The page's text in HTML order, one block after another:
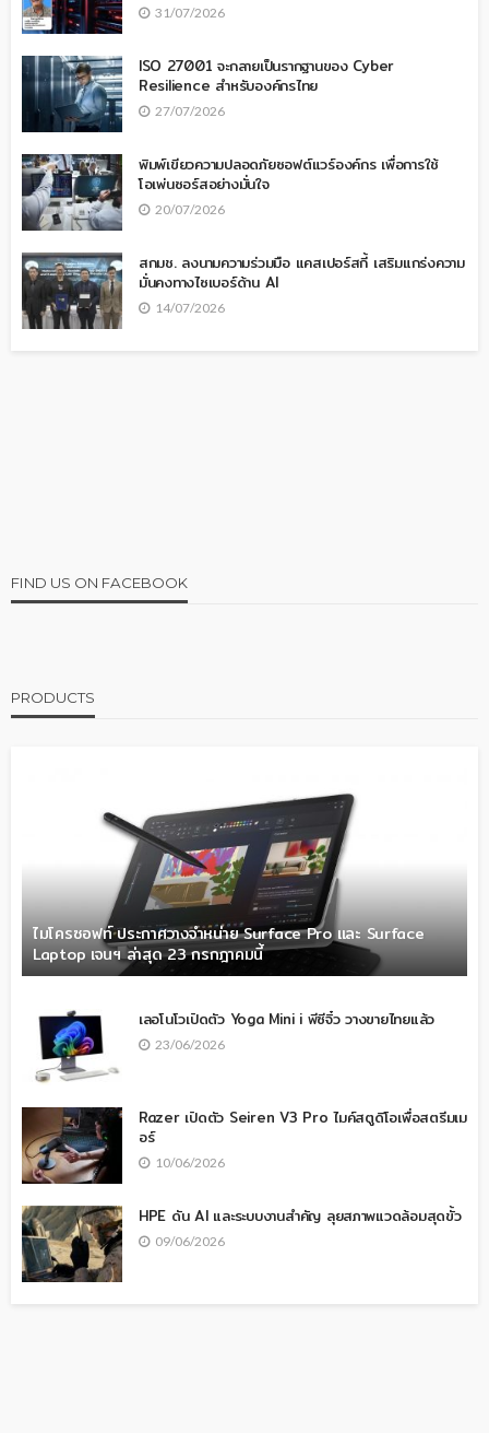
31/07/2026
ISO 27001 จะกลายเป็นรากฐานของ Cyber
Resilience สำหรับองค์กรไทย
27/07/2026
พิมพ์เขียวความปลอดภัยซอฟต์แวร์องค์กร เพื่อการใช้
โอเพ่นซอร์สอย่างมั่นใจ
20/07/2026
สกมช. ลงนามความร่วมมือ แคสเปอร์สกี้ เสริมแกร่งความ
มั่นคงทางไซเบอร์ด้าน AI
14/07/2026
FIND US ON FACEBOOK
PRODUCTS
ไมโครซอฟท์ ประกาศวางจำหน่าย Surface Pro และ Surface
Laptop เจนฯ ล่าสุด 23 กรกฎาคมนี้
เลอโนโวเปิดตัว Yoga Mini i พีซีจิ๋ว วางขายไทยแล้ว
23/06/2026
Razer เปิดตัว Seiren V3 Pro ไมค์สตูดิโอเพื่อสตรีมเม
อร์
10/06/2026
HPE ดัน AI และระบบงานสำคัญ ลุยสภาพแวดล้อมสุดขั้ว
09/06/2026